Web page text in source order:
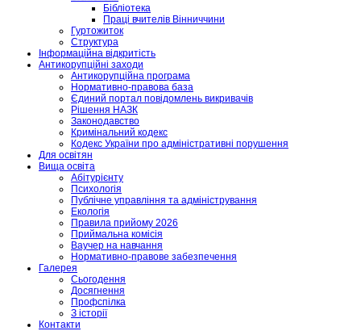
Бібліотека
Праці вчителів Вінниччини
Гуртожиток
Структура
Інформаційна відкритість
Антикорупційні заходи
Антикорупційна програма
Нормативно-правова база
Єдиний портал повідомлень викривачів
Рішення НАЗК
Законодавство
Кримінальний кодекс
Кодекс України про адміністративні порушення
Для освітян
Вища освіта
Абітурієнту
Психологія
Публічне управління та адміністрування
Екологія
Правила прийому 2026
Приймальна комісія
Ваучер на навчання
Нормативно-правове забезпечення
Галерея
Сьогодення
Досягнення
Профспілка
З історії
Контакти